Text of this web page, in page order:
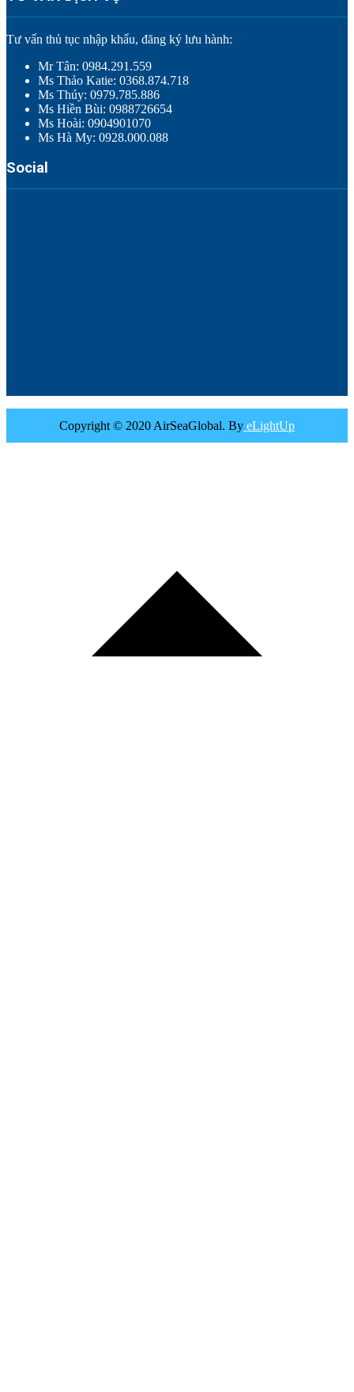
Tư vấn thủ tục nhập khẩu, đăng ký lưu hành:
Mr Tân: 0984.291.559
Ms Thảo Katie: 0368.874.718
Ms Thúy: 0979.785.886
Ms Hiền Bùi: 0988726654
Ms Hoài: 0904901070
Ms Hà My: 0928.000.088
Social
Copyright © 2020 AirSeaGlobal. By eLightUp